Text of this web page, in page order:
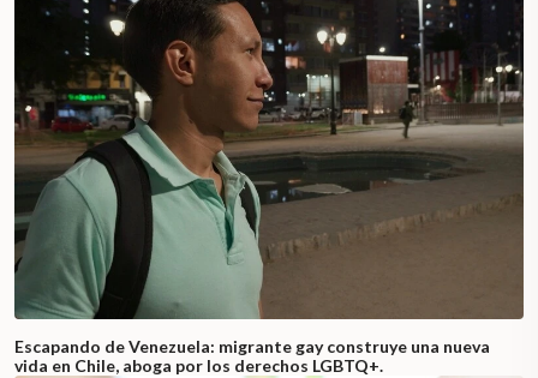
Escapando de Venezuela: migrante gay construye una nueva
vida en Chile, aboga por los derechos LGBTQ+.